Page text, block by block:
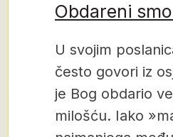
Obdareni
U svojim
često govori iz
je Bog obdario
milošću. Iako